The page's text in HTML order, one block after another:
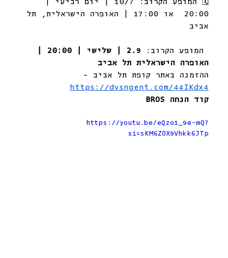
20:00  או 17:00 | האופרה הישראלית, תל
אביב
המופע הקרוב:
האופרה הישראלית תל אביב
ההזמנה באתר קופת תל אביב -
https://dvsngent.com/44IKdx4
קוד הנחה BROS
https://youtu.be/eQzo1_9e-mQ?
si=sKM6ZOX9Vhkk6JTp